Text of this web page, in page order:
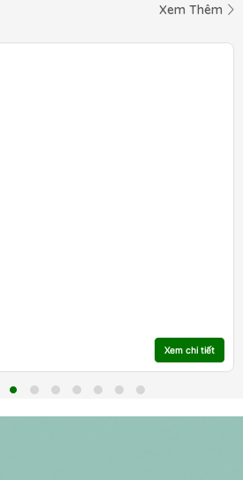
Xem Thêm
Xem chi tiết